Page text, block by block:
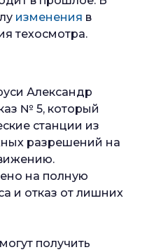
изменения в
техосмотра.
Александр
№ 5, который
станции из
разрешений на
на полную
и отказ от лишних
получить